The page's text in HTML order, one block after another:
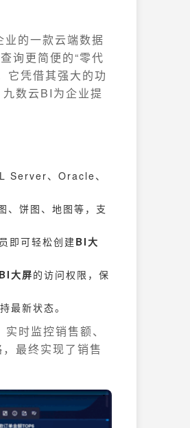
的一款云端数据
询更简便的“零代
它凭借其强大的功
数云BI为企业提
Server、Oracle、
、饼图、地图等，支
即可轻松创建BI大
BI大屏的访问权限，保
最新状态。
实时监控销售额、
最终实现了销售